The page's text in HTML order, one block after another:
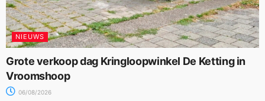
NIEUWS
Grote verkoop dag Kringloopwinkel De Ketting in
Vroomshoop
06/08/2026